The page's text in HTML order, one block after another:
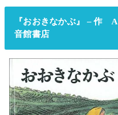
『おおきなかぶ』 – 作
音館書店